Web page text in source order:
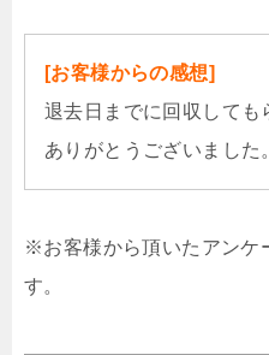
[お客様からの感想]
退去日までに回収しても
ありがとうございました
※お客様から頂いたアンケ
す。